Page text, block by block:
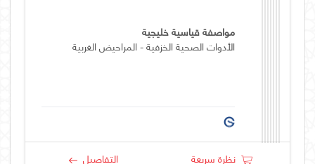
مواصفة قياسية خليجية
الأدوات الصحية الخزفية - المراحيض الغربية
نظرة سريعة التفاصيل